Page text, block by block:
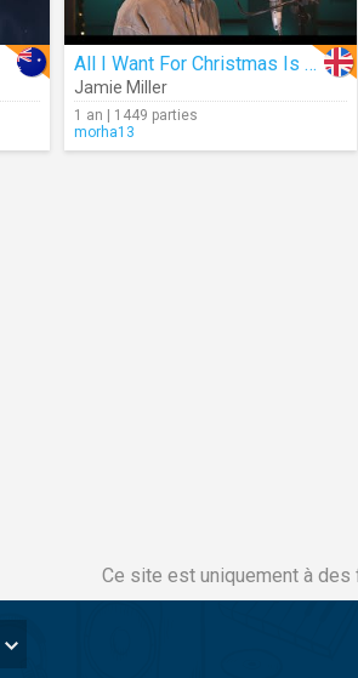
All I Want For Christmas Is You
Jamie Miller
1 an | 1449 parties
morha13
Ce site est uniquement à